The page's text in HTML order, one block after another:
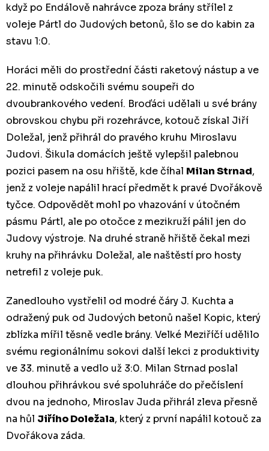
když po Endálově nahrávce zpoza brány střílel z
voleje Pártl do Judových betonů, šlo se do kabin za
stavu 1:0.
Horáci měli do prostřední části raketový nástup a ve
22. minutě odskočili svému soupeři do
dvoubrankového vedení. Broďáci udělali u své brány
obrovskou chybu při rozehrávce, kotouč získal Jiří
Doležal, jenž přihrál do pravého kruhu Miroslavu
Judovi. Šikula domácích ještě vylepšil palebnou
pozici pasem na osu hřiště, kde číhal Milan Strnad,
jenž z voleje napálil hrací předmět k pravé Dvořákově
tyčce. Odpovědět mohl po vhazování v útočném
pásmu Pártl, ale po otočce z mezikruží pálil jen do
Judovy výstroje. Na druhé straně hřiště čekal mezi
kruhy na přihrávku Doležal, ale naštěstí pro hosty
netrefil z voleje puk.
Zanedlouho vystřelil od modré čáry J. Kuchta a
odražený puk od Judových betonů našel Kopic, který
zblízka mířil těsně vedle brány. Velké Meziříčí udělilo
svému regionálnímu sokovi další lekci z produktivity
ve 33. minutě a vedlo už 3:0. Milan Strnad poslal
dlouhou přihrávkou své spoluhráče do přečíslení
dvou na jednoho, Miroslav Juda přihrál zleva přesně
na hůl Jiřího Doležala, který z první napálil kotouč za
Dvořákova záda.